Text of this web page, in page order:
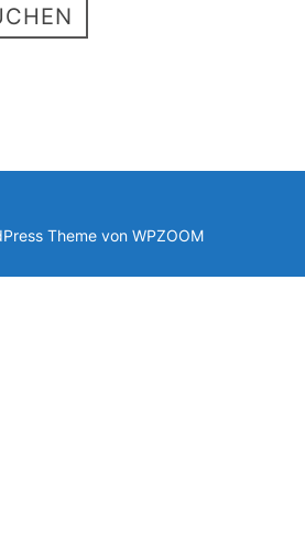
Theme von WPZOOM